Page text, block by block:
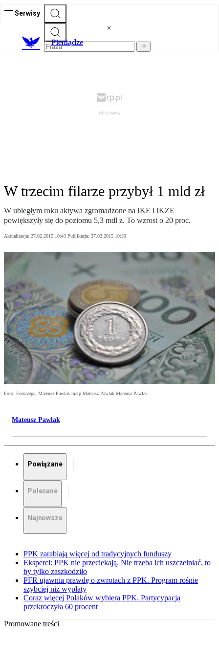
Serwisy
Pieniądze
W trzecim filarze przybył 1 mld zł
W ubiegłym roku aktywa zgromadzone na IKE i IKZE
powiększyły się do poziomu 5,3 mdl z. To wzrost o 20 proc.
Aktualizacja: 27.02.2015 10:43 Publikacja: 27.02.2015 10:33
Foto: Fotorzepa, Mateusz Pawlak matp Mateusz Pawlak Mateusz Pawlak
Mateusz Pawlak
Powiązane
Polecane
Najnowsze
PPK zarabiają więcej od tradycyjnych funduszy
Eksperci: PPK nie przeciekają. Nie trzeba ich uszczelniać, to
by tylko zaszkodziło
PFR ujawnia prawdę o zwrotach z PPK. Program rośnie
szybciej niż wypłaty
Coraz więcej Polaków wybiera PPK. Partycypacja
przekroczyła 60 procent
Promowane treści